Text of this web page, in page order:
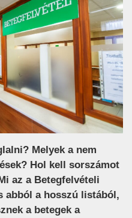
Melyek a nem
Hol kell sorszámot
az a Betegfelvételi
abból a hosszú listából,
a betegek a